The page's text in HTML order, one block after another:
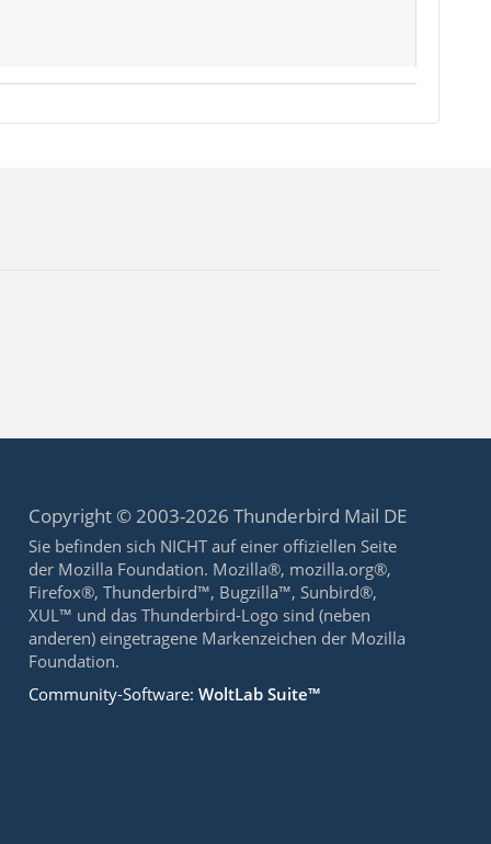
Copyright © 2003-2026 Thunderbird Mail DE
Sie befinden sich NICHT auf einer offiziellen Seite
der Mozilla Foundation. Mozilla®, mozilla.org®,
Firefox®, Thunderbird™, Bugzilla™, Sunbird®,
XUL™ und das Thunderbird-Logo sind (neben
anderen) eingetragene Markenzeichen der Mozilla
Foundation.
Community-Software:WoltLab Suite™